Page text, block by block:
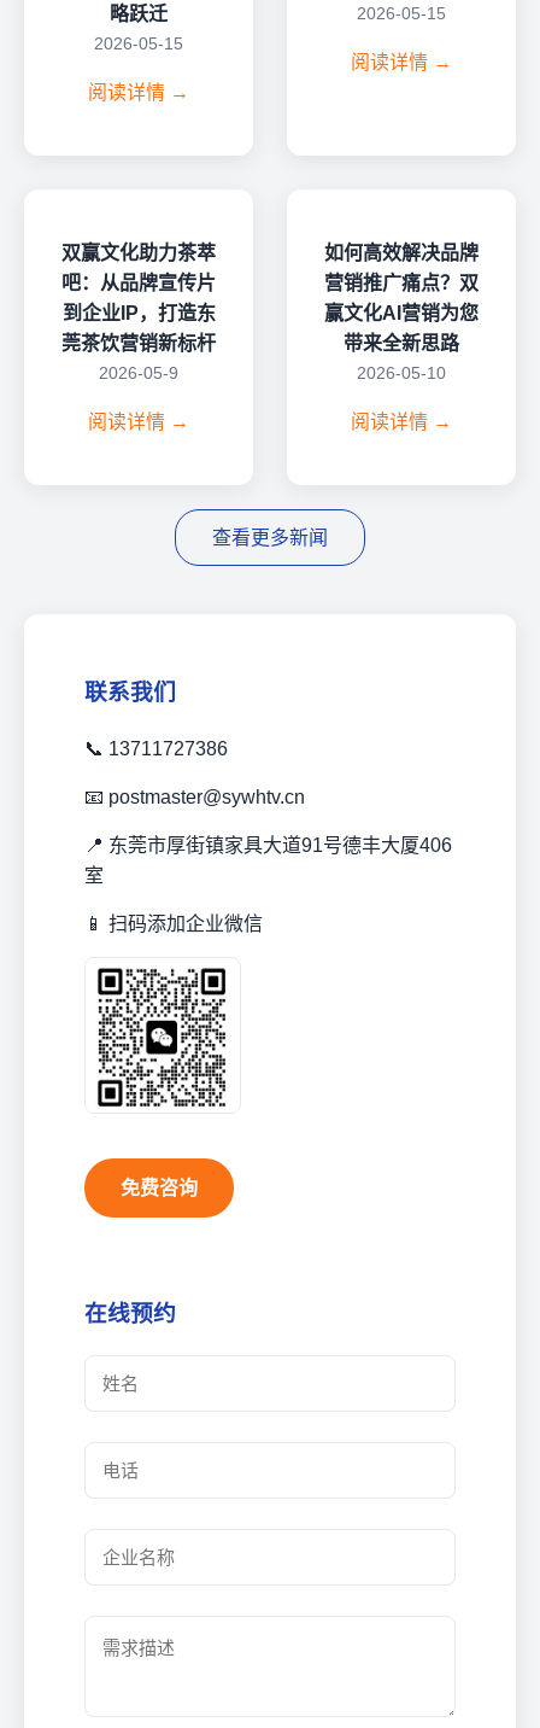
略跃迁
2026-05-15
阅读详情 →
2026-05-15
阅读详情 →
双赢文化助力茶萃
吧：从品牌宣传片
到企业IP，打造东
莞茶饮营销新标杆
2026-05-9
阅读详情 →
如何高效解决品牌
营销推广痛点？双
赢文化AI营销为您
带来全新思路
2026-05-10
阅读详情 →
查看更多新闻
联系我们
📞 13711727386
📧 postmaster@sywhtv.cn
📍 东莞市厚街镇家具大道91号德丰大厦406
室
📱 扫码添加企业微信
免费咨询
在线预约